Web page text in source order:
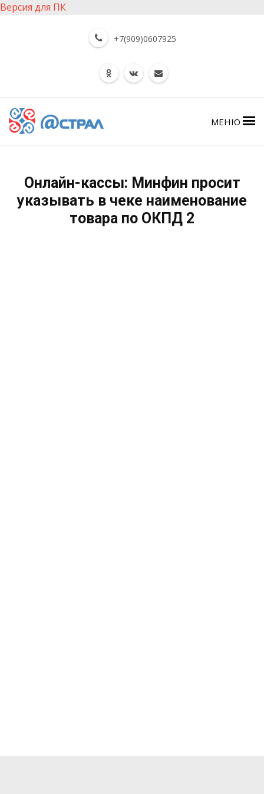
Версия для ПК
+7(909)0607925
МЕНЮ
Онлайн-кассы: Минфин просит
указывать в чеке наименование
товара по ОКПД 2